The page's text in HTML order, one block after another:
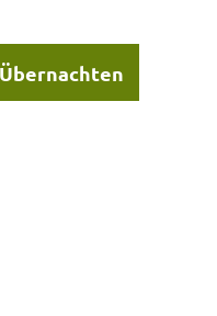
Übernachten